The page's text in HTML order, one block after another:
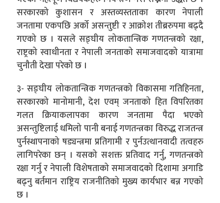
सरकारको कुशासन र अस्तव्यस्तताका कारण नेपाली
जनतामा एकपछि अर्को असन्तुष्टी र आक्रोश तीब्ररुपमा बढ्दै
गएको छ । यसले सङ्घीय लोकतान्त्रिक गणतन्त्रको रक्षा,
राष्ट्रको स्वाधीनता र नेपाली जनताको समाजवादको यात्रामा
चुनौती देखा परेको छ ।
३- सङ्घीय लोकतान्त्रिक गणतन्त्रको विकासमा गतिहिनता,
सरकारको मानोमानी, देश एवम् जनताको हित विपरितका
गलत क्रियाकलापका कारण जनतामा पैदा भएको
असन्तुष्टिलाई धमिलो पानी बनाई गणतन्त्रका विरुद्ध राजतन्त्र
पुर्नस्थापनाको षड्यन्त्रमा प्रतिगामी र पुर्नउत्थानवादी तत्वहरु
लागिपरेका छन् । यसको सशक्त प्रतिवाद गर्नु, गणतन्त्रको
रक्षा गर्नु र नेपाली विशेषताको समाजवादको दिशामा अगाडि
बढ्नु बर्तमान राष्ट्रिय राजनीतिको मुख्य कार्यभार बन्न गएको
छ ।